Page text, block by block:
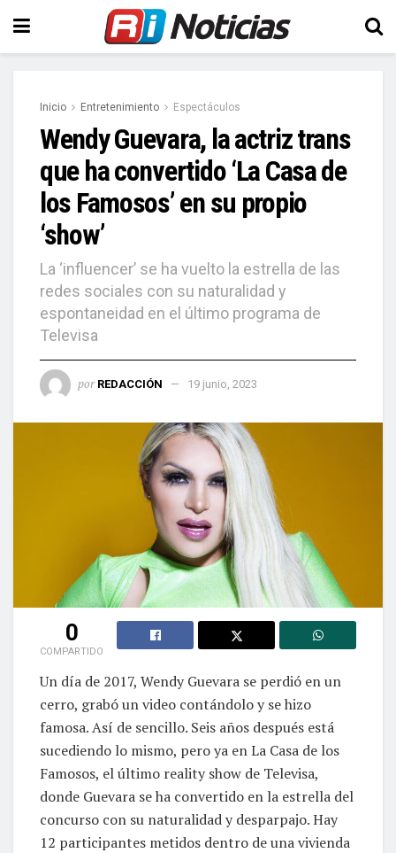
Inicio Entretenimiento Espectáculos
Wendy Guevara, la actriz trans
que ha convertido ‘La Casa de
los Famosos’ en su propio
‘show’
La ‘influencer’ se ha vuelto la estrella de las
redes sociales con su naturalidad y
espontaneidad en el último programa de
Televisa
por REDACCIÓN 19 junio, 2023
0
COMPARTIDO
Un día de 2017, Wendy Guevara se perdió en un
cerro, grabó un video contándolo y se hizo
famosa. Así de sencillo. Seis años después está
sucediendo lo mismo, pero ya en La Casa de los
Famosos, el último reality show de Televisa,
donde Guevara se ha convertido en la estrella del
concurso con su naturalidad y desparpajo. Hay
12 participantes metidos dentro de una vivienda